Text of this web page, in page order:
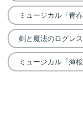
ミュージカル『青春
剣と魔法のログレ
ミュージカル『薄桜